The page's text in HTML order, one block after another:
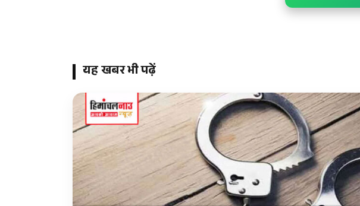
यह खबर भी पढ़ें